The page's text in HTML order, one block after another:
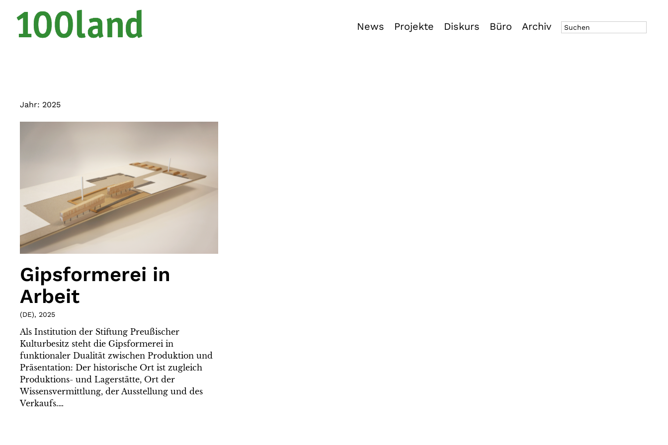
News Projekte Diskurs Büro Archiv
Jahr: 2025
Gipsformerei in
Arbeit
(DE), 2025
Als Institution der Stiftung Preußischer
Kulturbesitz steht die Gipsformerei in
funktionaler Dualität zwischen Produktion und
Präsentation: Der historische Ort ist zugleich
Produktions- und Lagerstätte, Ort der
Wissensvermittlung, der Ausstellung und des
Verkaufs.…